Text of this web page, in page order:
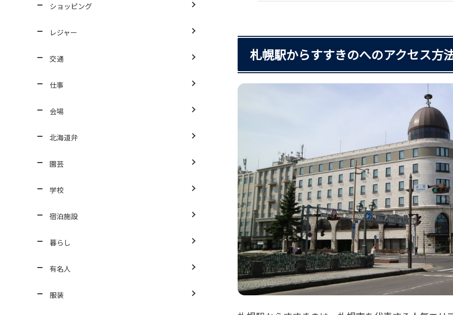
札幌駅からすすきのへのアクセス方
ショッピング
レジャー
交通
仕事
会場
北海道弁
園芸
学校
宿泊施設
暮らし
有名人
服装